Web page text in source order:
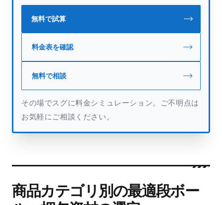
無料で試算
料金表を確認
無料で相談
その場でスグに料金シミュレーション。ご不明点は
お気軽にご相談ください。
商品カテゴリ別の最適段ボー